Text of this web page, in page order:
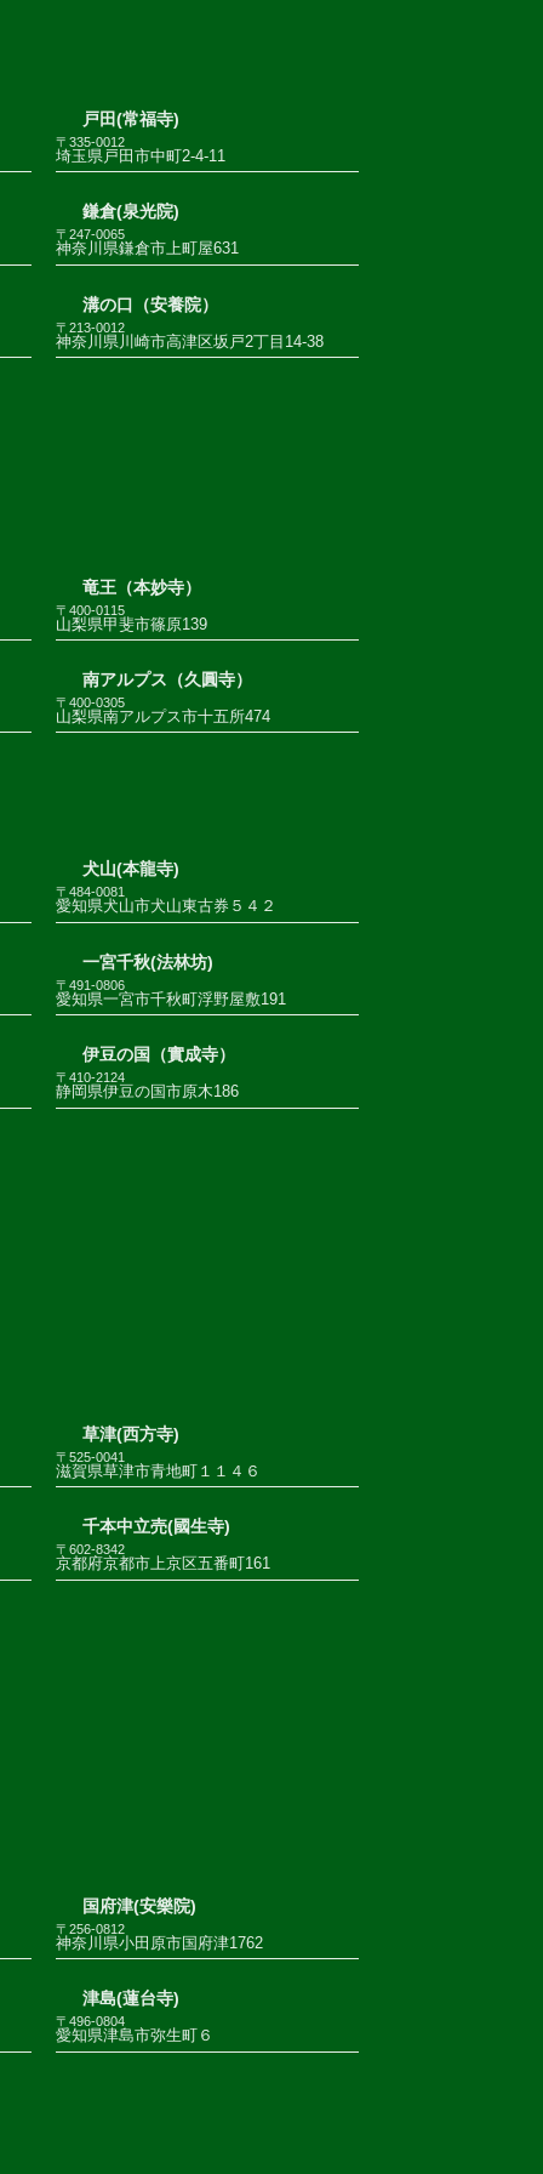
戸田(常福寺)
〒335-0012
埼玉県戸田市中町2-4-11
鎌倉(泉光院)
〒247-0065
神奈川県鎌倉市上町屋631
溝の口（安養院）
〒213-0012
神奈川県川崎市高津区坂戸2丁目14-38
竜王（本妙寺）
〒400-0115
山梨県甲斐市篠原139
南アルプス（久圓寺）
〒400-0305
山梨県南アルプス市十五所474
犬山(本龍寺)
〒484-0081
愛知県犬山市犬山東古券５４２
一宮千秋(法林坊)
〒491-0806
愛知県一宮市千秋町浮野屋敷191
伊豆の国（實成寺）
〒410-2124
静岡県伊豆の国市原木186
草津(西方寺)
〒525-0041
滋賀県草津市青地町１１４６
千本中立売(國生寺)
〒602-8342
京都府京都市上京区五番町161
国府津(安樂院)
〒256-0812
神奈川県小田原市国府津1762
津島(蓮台寺)
〒496-0804
愛知県津島市弥生町６